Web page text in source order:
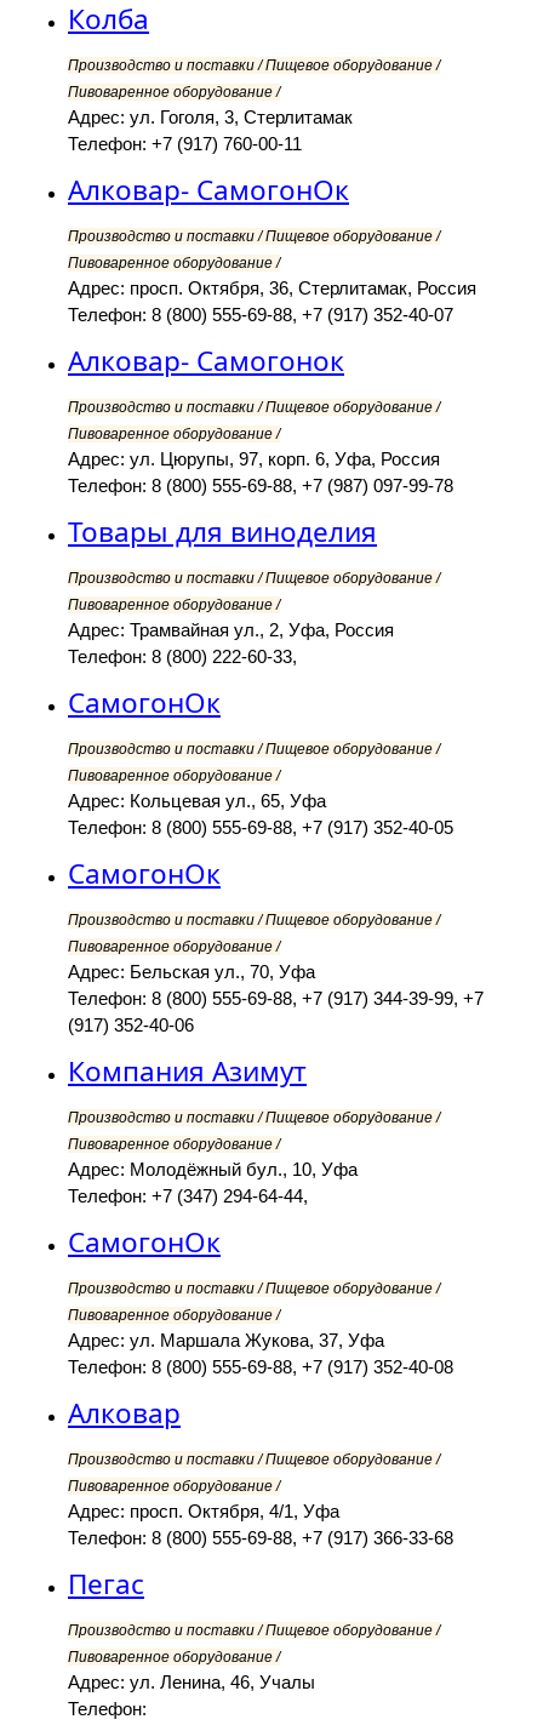
Колба
Производство и поставки / Пищевое оборудование /
Пивоваренное оборудование /
Адрес: ул. Гоголя, 3, Стерлитамак
Телефон: +7 (917) 760-00-11
Алковар- СамогонОк
Производство и поставки / Пищевое оборудование /
Пивоваренное оборудование /
Адрес: просп. Октября, 36, Стерлитамак, Россия
Телефон: 8 (800) 555-69-88, +7 (917) 352-40-07
Алковар- Самогонок
Производство и поставки / Пищевое оборудование /
Пивоваренное оборудование /
Адрес: ул. Цюрупы, 97, корп. 6, Уфа, Россия
Телефон: 8 (800) 555-69-88, +7 (987) 097-99-78
Товары для виноделия
Производство и поставки / Пищевое оборудование /
Пивоваренное оборудование /
Адрес: Трамвайная ул., 2, Уфа, Россия
Телефон: 8 (800) 222-60-33,
СамогонОк
Производство и поставки / Пищевое оборудование /
Пивоваренное оборудование /
Адрес: Кольцевая ул., 65, Уфа
Телефон: 8 (800) 555-69-88, +7 (917) 352-40-05
СамогонОк
Производство и поставки / Пищевое оборудование /
Пивоваренное оборудование /
Адрес: Бельская ул., 70, Уфа
Телефон: 8 (800) 555-69-88, +7 (917) 344-39-99, +7
(917) 352-40-06
Компания Азимут
Производство и поставки / Пищевое оборудование /
Пивоваренное оборудование /
Адрес: Молодёжный бул., 10, Уфа
Телефон: +7 (347) 294-64-44,
СамогонОк
Производство и поставки / Пищевое оборудование /
Пивоваренное оборудование /
Адрес: ул. Маршала Жукова, 37, Уфа
Телефон: 8 (800) 555-69-88, +7 (917) 352-40-08
Алковар
Производство и поставки / Пищевое оборудование /
Пивоваренное оборудование /
Адрес: просп. Октября, 4/1, Уфа
Телефон: 8 (800) 555-69-88, +7 (917) 366-33-68
Пегас
Производство и поставки / Пищевое оборудование /
Пивоваренное оборудование /
Адрес: ул. Ленина, 46, Учалы
Телефон: